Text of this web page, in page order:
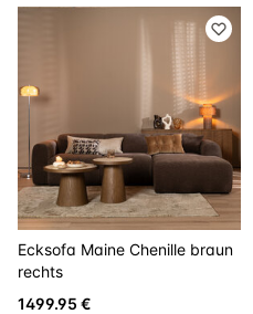
Ecksofa Maine Chenille braun
rechts
1499.95 €